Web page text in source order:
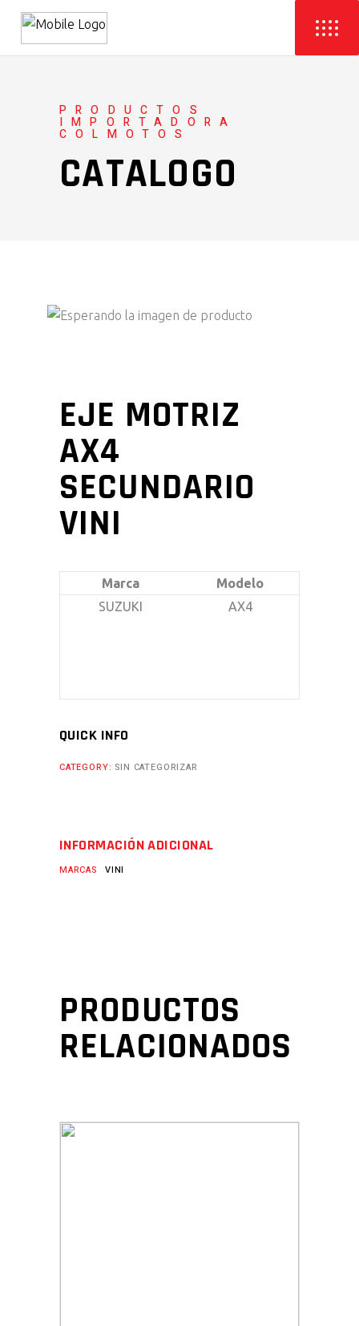
PRODUCTOS
IMPORTADORA
COLMOTOS
CATALOGO
EJE MOTRIZ
AX4
SECUNDARIO
VINI
Marca
Modelo
SUZUKI
AX4
QUICK INFO
CATEGORY: SIN CATEGORIZAR
INFORMACIÓN ADICIONAL
MARCAS VINI
PRODUCTOS
RELACIONADOS